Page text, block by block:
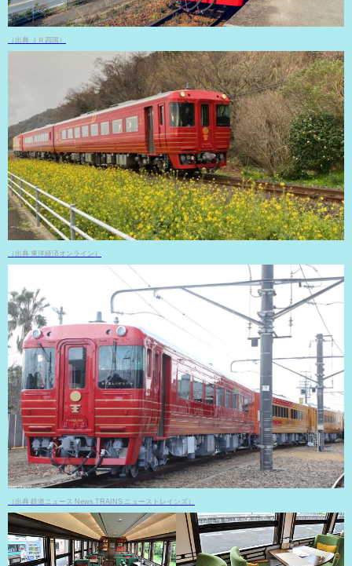
（出典 ＪＲ四国）
（出典 東洋経済オンライン）
（出典 鉄道ニュース News TRAINS ニューストレインズ）